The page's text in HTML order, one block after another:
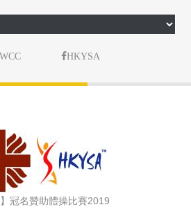
HKYSA
】冠名贊助體操比賽2019